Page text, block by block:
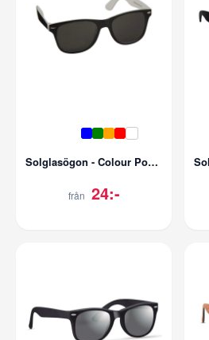
Solglasögon - Colour Pop - UV400
från 24:-